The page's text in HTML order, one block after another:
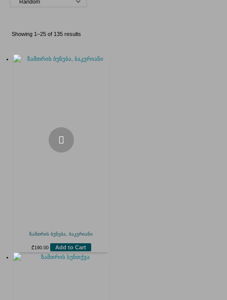
Showing 1–25 of 135 results
ზამთრის ბუნება, ბაკურიანი
₾ 190.00 Add to Cart